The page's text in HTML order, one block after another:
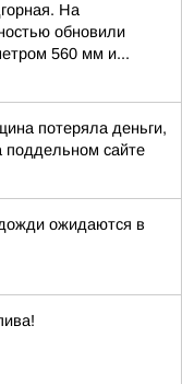
На
обновили
560 мм и...
потеряла деньги,
поддельном сайте
ожидаются в